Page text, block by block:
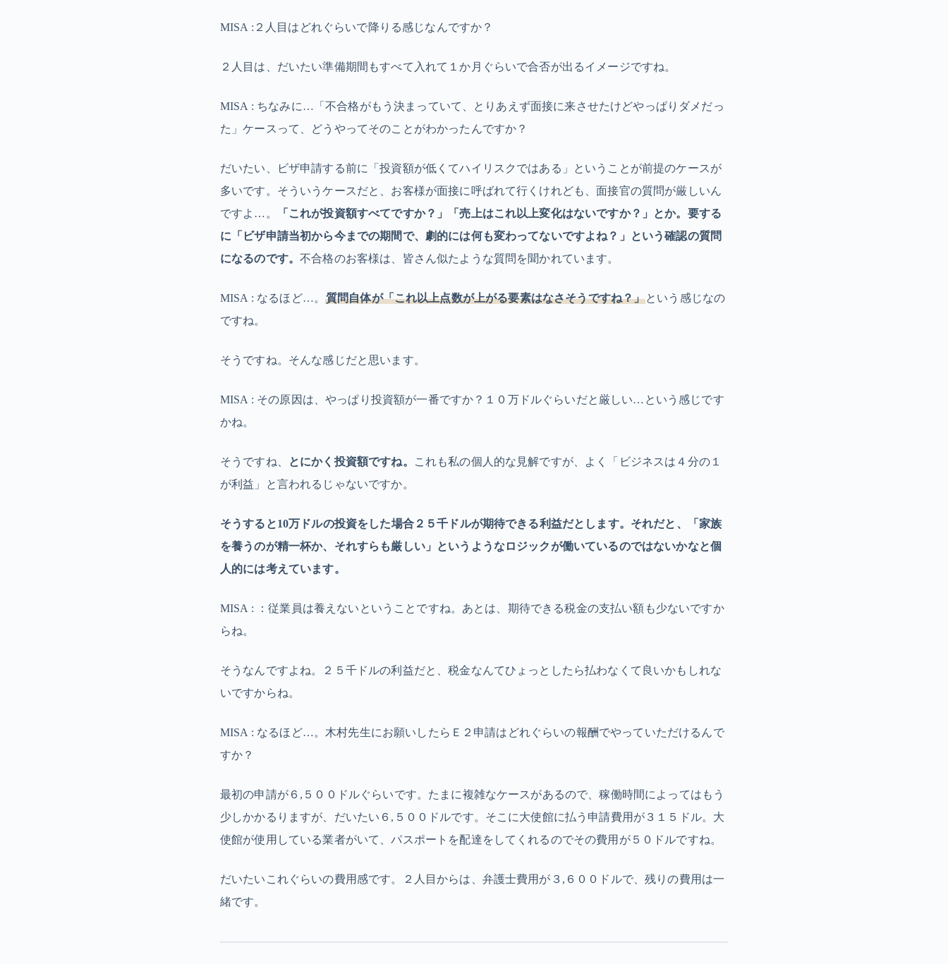
MISA :２人目はどれぐらいで降りる感じなんですか？
２人目は、だいたい準備期間もすべて入れて１か月ぐらいで合否が出るイメージですね。
MISA : ちなみに…「不合格がもう決まっていて、とりあえず面接に来させたけどやっぱりダメだっ
た」ケースって、どうやってそのことがわかったんですか？
だいたい、ビザ申請する前に「投資額が低くてハイリスクではある」ということが前提のケースが
多いです。そういうケースだと、お客様が面接に呼ばれて行くけれども、面接官の質問が厳しいん
ですよ…。
「これが投資額すべてですか？」「売上はこれ以上変化はないですか？」とか。要する
に 「ビザ申請当初から今までの期間で、劇的には何も変わってないですよね？」
という確認の質問
になるのです。不合格のお客様は、皆さん似たような質問を聞かれています。
MISA : なるほど…。質問自体が「これ以上点数が上がる要素はなさそうですね？」という感じなの
ですね。
そうですね。そんな感じだと思います。
MISA : その原因は、やっぱり投資額が一番ですか？１０万ドルぐらいだと厳しい…という感じです
かね。
そうですね、 とにかく投資額ですね。
これも私の個人的な見解ですが、よく「ビジネスは４分の１
が利益」と言われるじゃないですか。
そうすると10万ドルの投資をした場合２５千ドルが期待できる利益だとします。 それだと、「家族
を養うのが精一杯か、それすらも厳しい」
というようなロジックが働いているのではないかなと個
人的には考えています。
MISA : ：従業員は養えないということですね。あとは、期待できる税金の支払い額も少ないですか
らね。
そうなんですよね。２５千ドルの利益だと、税金なんてひょっとしたら払わなくて良いかもしれな
いですからね。
MISA : なるほど…。木村先生にお願いしたらＥ２申請はどれぐらいの報酬でやっていただけるんで
すか？
最初の申請が６,５００ドルぐらいです。たまに複雑なケースがあるので、稼働時間によってはもう
少しかかるりますが、だいたい６,５００ドルです。そこに大使館に払う申請費用が３１５ドル。大
使館が使用している業者がいて、パスポートを配達をしてくれるのでその費用が５０ドルですね。
だいたいこれぐらいの費用感です。２人目からは、弁護士費用が３,６００ドルで、残りの費用は一
緒です。